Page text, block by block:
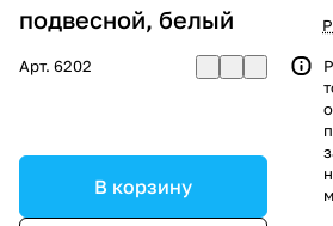
подвесной, белый
Арт. 6202
В корзину